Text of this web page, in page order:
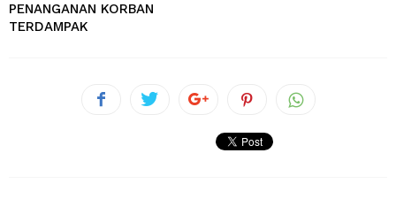
PENANGANAN KORBAN
TERDAMPAK